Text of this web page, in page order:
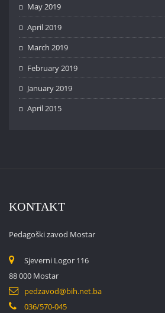
May 2019
April 2019
March 2019
February 2019
January 2019
April 2015
KONTAKT
Pedagoški zavod Mostar
Sjeverni Logor 116
88 000 Mostar
pedzavod@bih.net.ba
036/570-045